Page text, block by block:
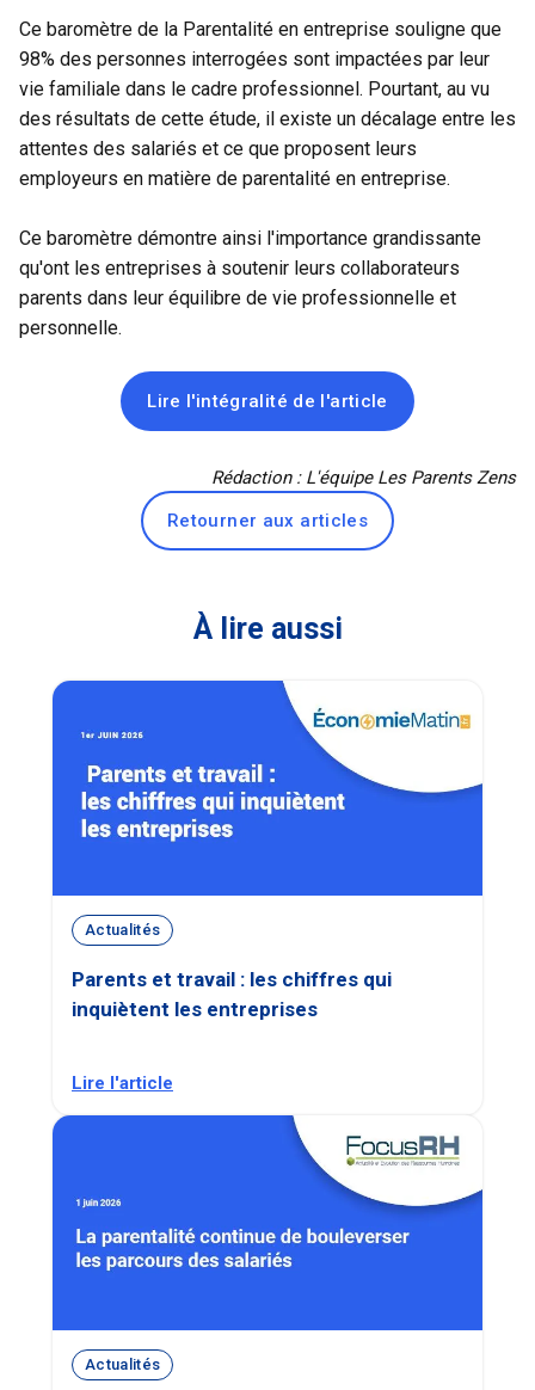
Ce baromètre de la Parentalité en entreprise souligne que
98% des personnes interrogées sont impactées par leur
vie familiale dans le cadre professionnel. Pourtant, au vu
des résultats de cette étude, il existe un décalage entre les
attentes des salariés et ce que proposent leurs
employeurs en matière de parentalité en entreprise.
Ce baromètre démontre ainsi l'importance grandissante
qu'ont les entreprises à soutenir leurs collaborateurs
parents dans leur équilibre de vie professionnelle et
personnelle.
Lire l'intégralité de l'article
Rédaction : L'équipe Les Parents Zens
Retourner aux articles
À lire aussi
Actualités
Parents et travail : les chiffres qui
inquiètent les entreprises
Lire l'article
Actualités